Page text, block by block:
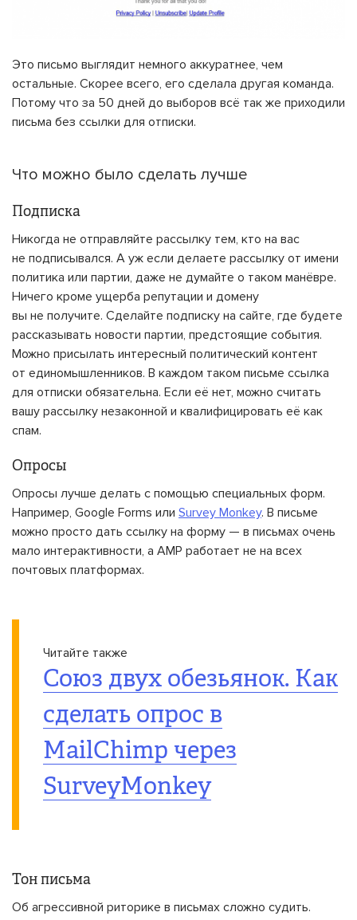
Это письмо выглядит немного аккуратнее, чем
остальные. Скорее всего, его сделала другая команда.
Потому что за 50 дней до выборов всё так же приходили
письма без ссылки для отписки.
Что можно было сделать лучше
Подписка
Никогда не отправляйте рассылку тем, кто на вас
не подписывался. А уж если делаете рассылку от имени
политика или партии, даже не думайте о таком манёвре.
Ничего кроме ущерба репутации и домену
вы не получите. Сделайте подписку на сайте, где будете
рассказывать новости партии, предстоящие события.
Можно присылать интересный политический контент
от единомышленников. В каждом таком письме ссылка
для отписки обязательна. Если её нет, можно считать
вашу рассылку незаконной и квалифицировать её как
спам.
Опросы
Опросы лучше делать с помощью специальных форм.
Например, Google Forms или Survey Monkey. В письме
можно просто дать ссылку на форму — в письмах очень
мало интерактивности, а AMP работает не на всех
почтовых платформах.
Читайте также
Союз двух обезьянок. Как
сделать опрос в
MailChimp через
SurveyMonkey
Тон письма
Об агрессивной риторике в письмах сложно судить.